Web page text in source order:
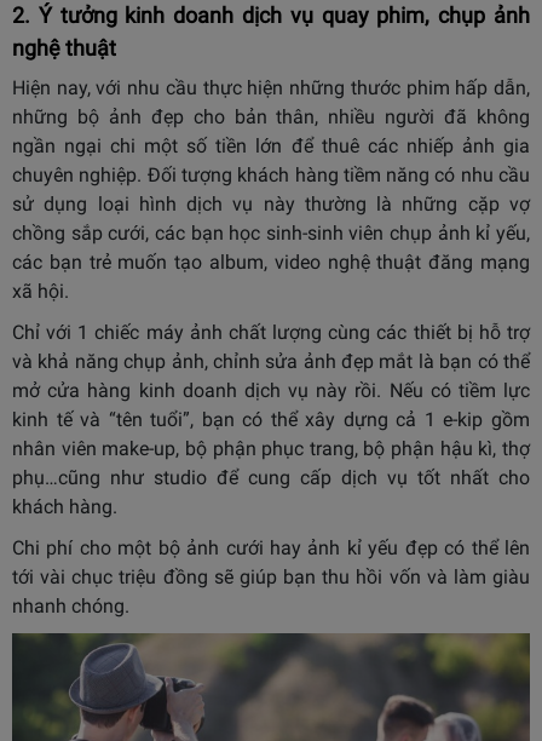
2. Ý tưởng kinh doanh dịch vụ quay phim, chụp ảnh
nghệ thuật
Hiện nay, với nhu cầu thực hiện những thước phim hấp dẫn,
những bộ ảnh đẹp cho bản thân, nhiều người đã không
ngần ngại chi một số tiền lớn để thuê các nhiếp ảnh gia
chuyên nghiệp. Đối tượng khách hàng tiềm năng có nhu cầu
sử dụng loại hình dịch vụ này thường là những cặp vợ
chồng sắp cưới, các bạn học sinh-sinh viên chụp ảnh kỉ yếu,
các bạn trẻ muốn tạo album, video nghệ thuật đăng mạng
xã hội.
Chỉ với 1 chiếc máy ảnh chất lượng cùng các thiết bị hỗ trợ
và khả năng chụp ảnh, chỉnh sửa ảnh đẹp mắt là bạn có thể
mở cửa hàng kinh doanh dịch vụ này rồi. Nếu có tiềm lực
kinh tế và “tên tuổi”, bạn có thể xây dựng cả 1 e-kip gồm
nhân viên make-up, bộ phận phục trang, bộ phận hậu kì, thợ
phụ…cũng như studio để cung cấp dịch vụ tốt nhất cho
khách hàng.
Chi phí cho một bộ ảnh cưới hay ảnh kỉ yếu đẹp có thể lên
tới vài chục triệu đồng sẽ giúp bạn thu hồi vốn và làm giàu
nhanh chóng.